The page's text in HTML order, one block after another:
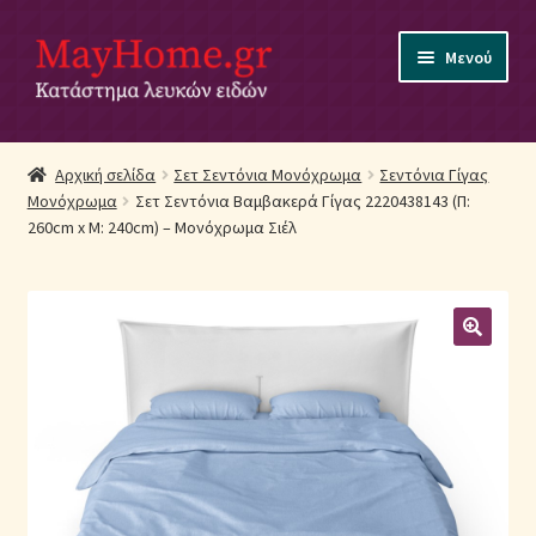
Απευθείας
μετάβαση
στην
Μετάβαση
σε
περιεχόμενο
Μενού
Αρχική
Ακύρωση Παραγγελίας
Βρεφικά Λευκά Είδη
Επικοινωνία
Επιστροφές Προϊόντων
Η εταιρία μας
Αρχική σελίδα Σετ Σεντόνια Μονόχρωμα
Σεντόνια Γίγας
Μονόχρωμα
Σετ Σεντόνια Βαμβακερά Γίγας 2220438143 (Π:
260cm x Μ: 240cm) – Μονόχρωμα Σιέλ